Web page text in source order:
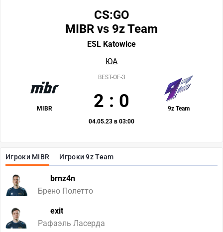
Игроки MIBR Игроки 9z Team
brnz4n
Брено Полетто
exit
Рафаэль Ласерда
CS:GO
MIBR vs 9z Team
ESL Katowice
ЮА
MIBR 9z Team
BEST-OF-3
2 : 0
04.05.23 в 03:00